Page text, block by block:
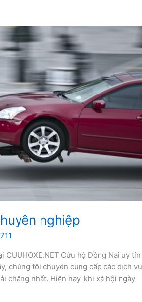
nghiệp
Cứu hộ Đồng Nai uy tín
chúng tôi chuyên cung cấp các dịch vụ
chăng nhất. Hiện nay, khi xã hội ngày